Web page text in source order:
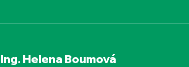
Ing. Helena Boumová